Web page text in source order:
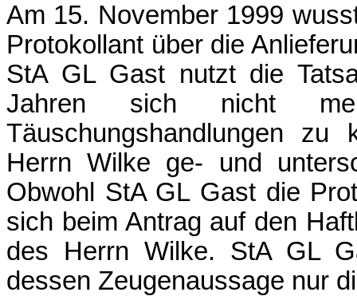
Am 15. November 1999
Protokollant über die
StA GL Gast nutzt die
Jahren sich nicht
Täuschungshandlungen
Herrn Wilke ge- und
Obwohl StA GL Gast die
sich beim Antrag auf den
des Herrn Wilke. StA GL
dessen Zeugenaussage nur